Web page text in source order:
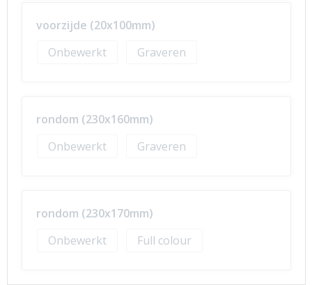
voorzijde (20x100mm)
Onbewerkt
Graveren
rondom (230x160mm)
Onbewerkt
Graveren
rondom (230x170mm)
Onbewerkt
Full colour